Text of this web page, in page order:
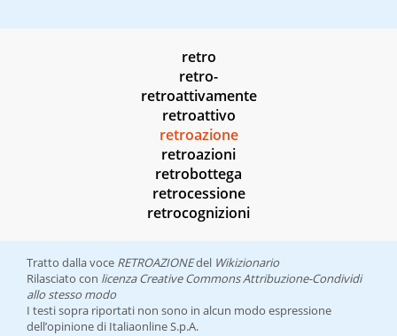
retro
retro-
retroattivamente
retroattivo
retroazione
retroazioni
retrobottega
retrocessione
retrocognizioni
Tratto dalla voce RETROAZIONEdel Wikizionario
Rilasciato con licenza Creative Commons Attribuzione-Condividi
allo stesso modo
I testi sopra riportati non sono in alcun modo espressione
dell’opinione di Italiaonline S.p.A.